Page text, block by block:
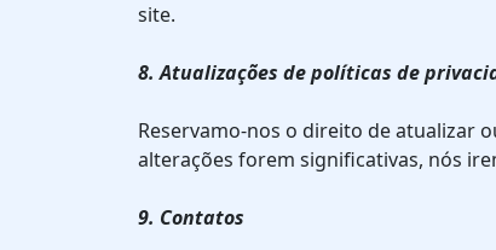
site.
8. Atualizações de políticas de
Reservamo-nos o direito de atualizar
alterações forem significativas, nós
9. Contatos